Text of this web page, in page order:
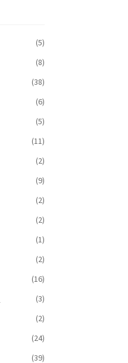
(5)
(8)
(38)
(6)
(5)
(11)
(2)
(9)
(2)
(2)
(1)
(2)
(16)
(3)
(2)
(24)
(39)